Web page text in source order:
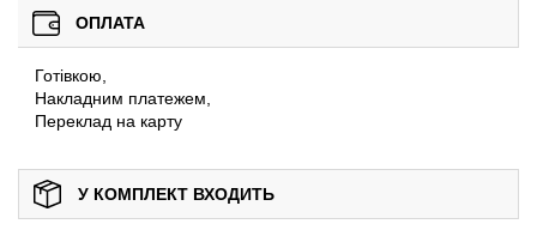
ОПЛАТА
Готівкою,
Накладним платежем,
Переклад на карту
У КОМПЛЕКТ ВХОДИТЬ